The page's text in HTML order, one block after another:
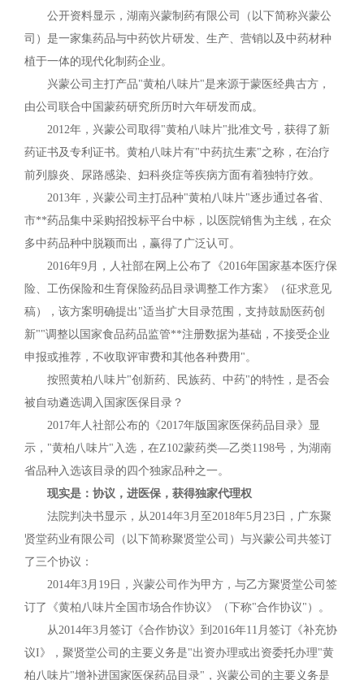
公开资料显示，湖南兴蒙制药有限公司（以下简称兴蒙公
司）是一家集药品与中药饮片研发、生产、营销以及中药材种
植于一体的现代化制药企业。
兴蒙公司主打产品"黄柏八味片"是来源于蒙医经典古方，
由公司联合中国蒙药研究所历时六年研发而成。
2012年，兴蒙公司取得"黄柏八味片"批准文号，获得了新
药证书及专利证书。黄柏八味片有"中药抗生素"之称，在治疗
前列腺炎、尿路感染、妇科炎症等疾病方面有着独特疗效。
2013年，兴蒙公司主打品种"黄柏八味片"逐步通过各省、
市**药品集中采购招投标平台中标，以医院销售为主线，在众
多中药品种中脱颖而出，赢得了广泛认可。
2016年9月，人社部在网上公布了《2016年国家基本医疗保
险、工伤保险和生育保险药品目录调整工作方案》（征求意见
稿），该方案明确提出"适当扩大目录范围，支持鼓励医药创
新""调整以国家食品药品监管**注册数据为基础，不接受企业
申报或推荐，不收取评审费和其他各种费用"。
按照黄柏八味片"创新药、民族药、中药"的特性，是否会
被自动遴选调入国家医保目录？
2017年人社部公布的《2017年版国家医保药品目录》显
示，"黄柏八味片"入选，在Z102蒙药类—乙类1198号，为湖南
省品种入选该目录的四个独家品种之一。
现实是：协议，进医保，获得独家代理权
法院判决书显示，从2014年3月至2018年5月23日，广东聚
贤堂药业有限公司（以下简称聚贤堂公司）与兴蒙公司共签订
了三个协议：
2014年3月19日，兴蒙公司作为甲方，与乙方聚贤堂公司签
订了《黄柏八味片全国市场合作协议》（下称"合作协议"）。
从2014年3月签订《合作协议》到2016年11月签订《补充协
议I》，聚贤堂公司的主要义务是"出资办理或出资委托办理"黄
柏八味片"增补进国家医保药品目录"，兴蒙公司的主要义务是